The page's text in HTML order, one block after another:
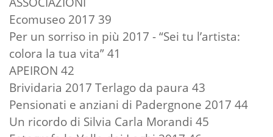
Ecomuseo 2017 39
Per un sorriso in più 2017 - “Sei tu l’artista:
colora la tua vita” 41
APEIRON 42
Brividaria 2017 Terlago da paura 43
Pensionati e anziani di Padergnone 2017 44
Un ricordo di Silvia Carla Morandi 45